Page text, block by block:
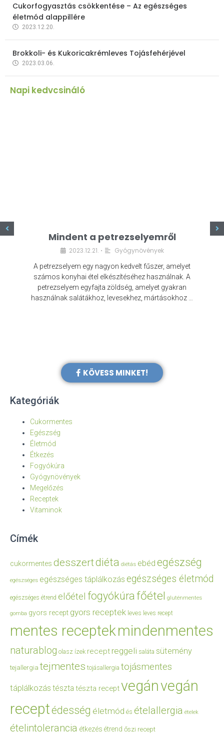
Cukorfogyasztás csökkentése – Az egészséges
életmód alappillére
2023.12.20.
Brokkoli- és Kukoricakrémleves Tojásfehérjével
2023.03.06.
Napi kedvcsináló
Mindent a petrezselyemről
2023.12.21. • Gyógynövények
A petrezselyem egy nagyon kedvelt fűszer, amelyet
számos konyhai étel elkészítéséhez használnak. A
petrezselyem egyfajta zöldség, amelyet gyakran
használnak salátákhoz, levesekhez, mártásokhoz …
KÖVESS MINKET!
Kategóriák
Cukormentes
Egészség
Életmód
Étkezés
Fogyókúra
Gyógynövények
Megelőzés
Receptek
Vitaminok
Címék
cukormentes desszertdiéta diétás ebéd egészség
egészséges egészséges táplálkozás egészséges életmód
egészséges étrend előétel fogyókúrafőétel gluténmentes
gomba gyors recept gyors receptek leves leves recept
mentes receptekmindenmentes
naturablog olasz ízek recept reggeli saláta sütemény
tejallergia tejmentes tojásallergia tojásmentes
táplálkozás tészta tészta receptvegánvegán
receptédesség életmód és ételallergia ételek
ételintolerancia étkezés étrend őszi recept